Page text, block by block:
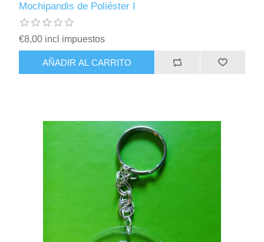
Mochipandis de Poliéster I
€8,00 incl impuestos
AÑADIR AL CARRITO